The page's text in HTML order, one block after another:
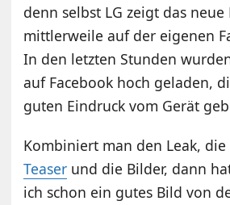
denn selbst LG zeigt das
mittlerweile auf der eigenen
In den letzten Stunden
auf Facebook hoch geladen,
guten Eindruck vom Gerät
Kombiniert man den Leak, die
Teaser und die Bilder, dann
ich schon ein gutes Bild von